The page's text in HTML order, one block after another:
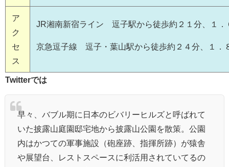
ア
ク
セ
ス
JR湘南新宿ライン 逗子駅から徒歩約２１分、１．
京急逗子線 逗子・葉山駅から徒歩約２４分、１．
Twitterでは
早々、バブル期に日本のビバリーヒルズと呼ばれて
いた披露山庭園邸宅地から披露山公園を散策。公園
内はかつての軍事施設（砲座跡、指揮所跡）が猿舎
や展望台、レストスペースに利活用されていてるの